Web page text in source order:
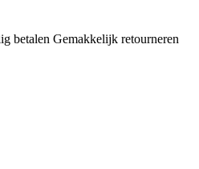
betalen Gemakkelijk retourneren